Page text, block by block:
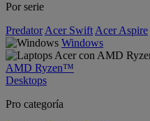
Por serie
Predator Acer Swift Acer Aspire
Windows
AMD Ryzen™
Desktops
Pro categoría